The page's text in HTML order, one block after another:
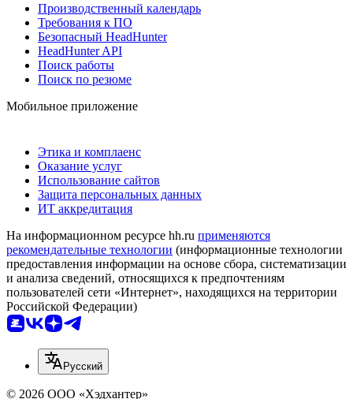
Производственный календарь
Требования к ПО
Безопасный HeadHunter
HeadHunter API
Поиск работы
Поиск по резюме
Мобильное приложение
Этика и комплаенс
Оказание услуг
Использование сайтов
Защита персональных данных
ИТ аккредитация
На информационном ресурсе hh.ru применяются
рекомендательные технологии (информационные технологии
предоставления информации на основе сбора, систематизации
и анализа сведений, относящихся к предпочтениям
пользователей сети «Интернет», находящихся на территории
Российской Федерации)
Русский
© 2026 ООО «Хэдхантер»